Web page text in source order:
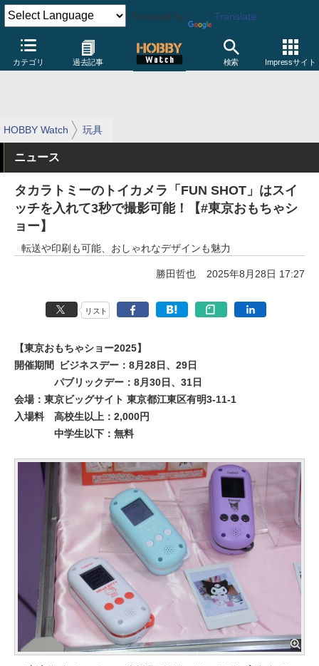
Powered by Translate
カテゴリ 過去記事 検索 Impressサイト
HOBBY Watch 玩具
ニュース
タカラトミーのトイカメラ「FUN SHOT」はスイ
ッチを入れて3秒で撮影可能！【#東京おもちゃシ
ョー】
転送や印刷も可能、おしゃれなデザインも魅力
勝田哲也 2025年8月28日 17:27
リスト
【東京おもちゃショー2025】
開催期間
ビジネスデー：8月28日、29日
パブリックデー：8月30日、31日
会場：東京ビッグサイト 東京都江東区有明3-11-1
入場料
高校生以上：2,000円
中学生以下：無料